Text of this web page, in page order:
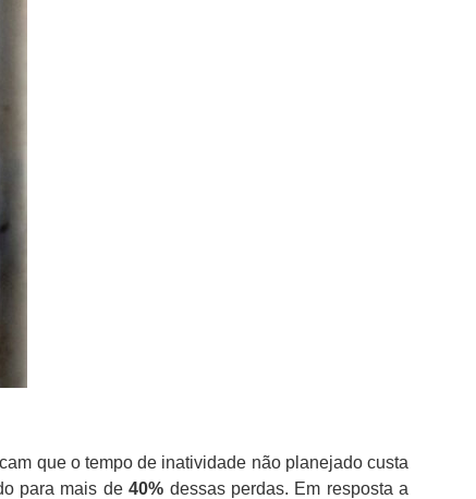
que o tempo de inatividade não planejado custa
para mais de40% dessas perdas. Em resposta a